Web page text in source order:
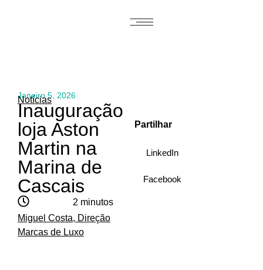
Janeiro 5, 2026
Notícias
Inauguração
loja Aston
Martin na
Marina de
Cascais
2 minutos
Miguel Costa, Direção
Marcas de Luxo
Partilhar
LinkedIn
Facebook